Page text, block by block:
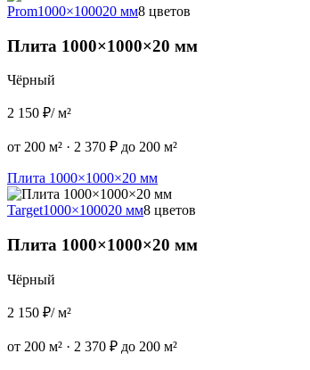
Prom1000×100020 мм8 цветов
Плита 1000×1000×20 мм
Чёрный
2 150 ₽/ м²
от 200 м² · 2 370 ₽ до 200 м²
Плита 1000×1000×20 мм
Target1000×100020 мм8 цветов
Плита 1000×1000×20 мм
Чёрный
2 150 ₽/ м²
от 200 м² · 2 370 ₽ до 200 м²